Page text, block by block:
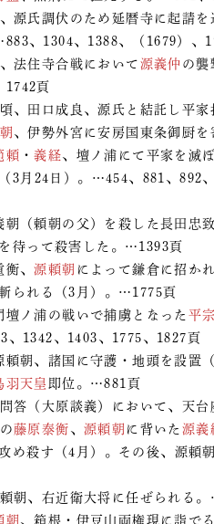
氏調伏のため延暦寺に起請を
、1304、1388、（1679）、
法住寺合戦において 源義仲 の襲
1742頁
田口成良、源氏と結託し平家
、伊勢外宮に安房国東条御厨
頼 ・義経、壇ノ浦にて平家を滅
3月24日）。…454、881、892
（頼朝の父）を殺した長田忠
待って殺害した。…1393頁
衡、源頼朝 によって鎌倉に招か
られる（3月）。…1775頁
ノ浦の戦いで捕虜となった 平
1342、1403、1775、1827頁
朝、諸国に守護・地頭を設置
羽天皇 即位。…881頁
（大原談義）において、天台
藤原泰衡 、源頼朝 に背いた 源義
め殺す（4月）。その後、源頼
、右近衛大将に任ぜられる
朝 、箱根・伊豆山両権現に詣で